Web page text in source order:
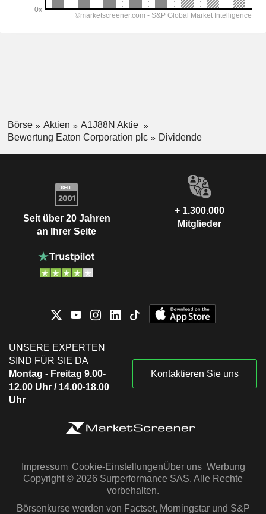
Börse Aktien
A1J88N Aktie
Bewertung Eaton Corporation plc
Dividende
Seit über 20 Jahren
an Ihrer Seite
+ 1.300.000
Mitglieder
UNSERE EXPERTEN
SIND FÜR SIE DA
Montag - Freitag 9.00-
12.00 Uhr / 14.00-18.00
Uhr
Kontaktieren Sie uns
Impressum Cookie-EinstellungenÜber uns Werbung
Copyright © 2026 Surperformance SAS. Alle Rechte
vorbehalten.
Börsenkurse werden von Factset, Morningstar und S&P